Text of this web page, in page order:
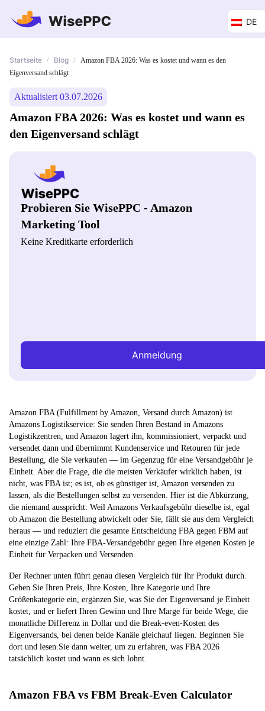
DE
Startseite / Blog /
Amazon FBA 2026: Was es kostet und wann es den
Eigenversand schlägt
Aktualisiert 03.07.2026
Amazon FBA 2026: Was es kostet und wann es
den Eigenversand schlägt
Probieren Sie WisePPC - Amazon
Marketing Tool
Keine Kreditkarte erforderlich
Anmeldung
Amazon FBA (Fulfillment by Amazon, Versand durch Amazon) ist
Amazons Logistikservice: Sie senden Ihren Bestand in Amazons
Logistikzentren, und Amazon lagert ihn, kommissioniert, verpackt und
versendet dann und übernimmt Kundenservice und Retouren für jede
Bestellung, die Sie verkaufen — im Gegenzug für eine Versandgebühr je
Einheit. Aber die Frage, die die meisten Verkäufer wirklich haben, ist
nicht, was FBA ist; es ist, ob es günstiger ist, Amazon versenden zu
lassen, als die Bestellungen selbst zu versenden. Hier ist die Abkürzung,
die niemand ausspricht: Weil Amazons Verkaufsgebühr dieselbe ist, egal
ob Amazon die Bestellung abwickelt oder Sie, fällt sie aus dem Vergleich
heraus — und reduziert die gesamte Entscheidung FBA gegen FBM auf
eine einzige Zahl: Ihre FBA-Versandgebühr gegen Ihre eigenen Kosten je
Einheit für Verpacken und Versenden.
Der Rechner unten führt genau diesen Vergleich für Ihr Produkt durch.
Geben Sie Ihren Preis, Ihre Kosten, Ihre Kategorie und Ihre
Größenkategorie ein, ergänzen Sie, was Sie der Eigenversand je Einheit
kostet, und er liefert Ihren Gewinn und Ihre Marge für beide Wege, die
monatliche Differenz in Dollar und die Break-even-Kosten des
Eigenversands, bei denen beide Kanäle gleichauf liegen. Beginnen Sie
dort und lesen Sie dann weiter, um zu erfahren, was FBA 2026
tatsächlich kostet und wann es sich lohnt.
Amazon FBA vs FBM Break-Even Calculator